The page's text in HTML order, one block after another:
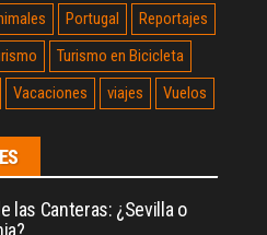
Portugal
Reportajes
Turismo en Bicicleta
Vacaciones viajes Vuelos
las Canteras: ¿Sevilla o